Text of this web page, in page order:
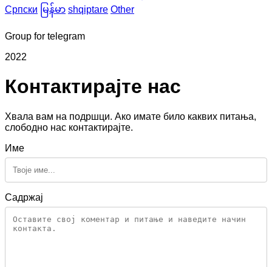
Српски မြန်မာ shqiptare Other
Group for telegram
2022
Контактирајте нас
Хвала вам на подршци. Ако имате било каквих питања,
слободно нас контактирајте.
Име
Садржај